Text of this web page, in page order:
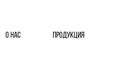
О нас Продукция